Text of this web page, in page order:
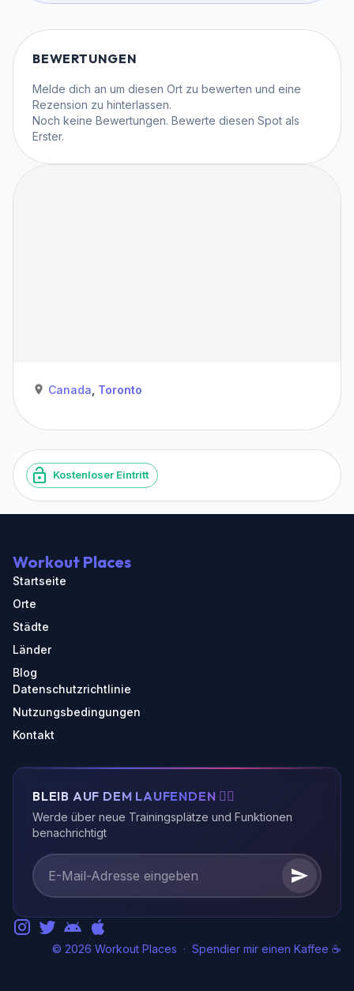
BEWERTUNGEN
Melde dich an um diesen Ort zu bewerten und eine
Rezension zu hinterlassen.
Noch keine Bewertungen. Bewerte diesen Spot als
Erster.
Canada Toronto
Kostenloser Eintritt
Workout Places
Startseite
Orte
Städte
Länder
Blog
Datenschutzrichtlinie
Nutzungsbedingungen
Kontakt
BLEIB AUF DEM LAUFENDEN 🏃‍♂️
Werde über neue Trainingsplätze und Funktionen
benachrichtigt
© 2026 Workout Places · Spendier mir einen Kaffee ☕